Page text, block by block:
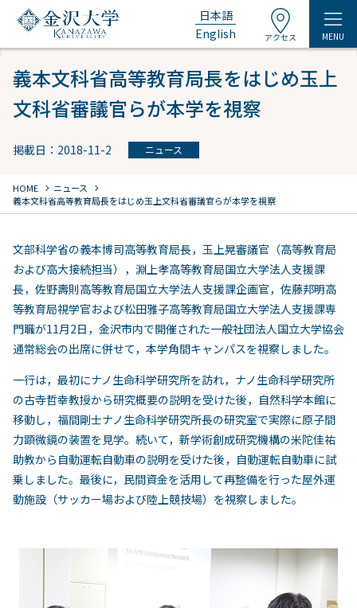
日本語
English
アクセス MENU
義本文科省高等教育局長をはじめ玉上
文科省審議官らが本学を視察
掲載日：2018-11-2 ニュース
HOME chevron_right ニュース chevron_right
義本文科省高等教育局長をはじめ玉上文科省審議官らが本学を視察
文部科学省の義本博司高等教育局長，玉上晃審議官（高等教育局
および高大接続担当），淵上孝高等教育局国立大学法人支援課
長，佐野壽則高等教育局国立大学法人支援課企画官，佐藤邦明高
等教育局視学官および松田雅子高等教育局国立大学法人支援課専
門職が11月2日，金沢市内で開催された一般社団法人国立大学協会
通常総会の出席に併せて，本学角間キャンパスを視察しました。
一行は，最初にナノ生命科学研究所を訪れ，ナノ生命科学研究所
の古寺哲幸教授から研究概要の説明を受けた後，自然科学本館に
移動し，福間剛士ナノ生命科学研究所長の研究室で実際に原子間
力顕微鏡の装置を見学。続いて，新学術創成研究機構の米陀佳祐
助教から自動運転自動車の説明を受けた後，自動運転自動車に試
乗しました。最後に，民間資金を活用して再整備を行った屋外運
動施設（サッカー場および陸上競技場）を視察しました。